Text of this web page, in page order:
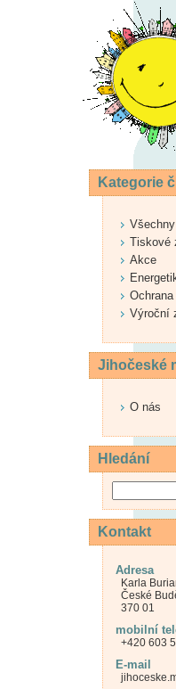
Kategorie
Tiskové
Akce
Ochrana
Výroční
Jihočeské
O nás
Hledání
Kontakt
Adresa
Karla
České
370 01
mobilní
+420 603
E-mail